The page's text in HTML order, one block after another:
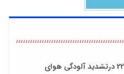
واکاوی نقش ساخت وسازهای منطقه 22 درتشدید آلودگی هوای